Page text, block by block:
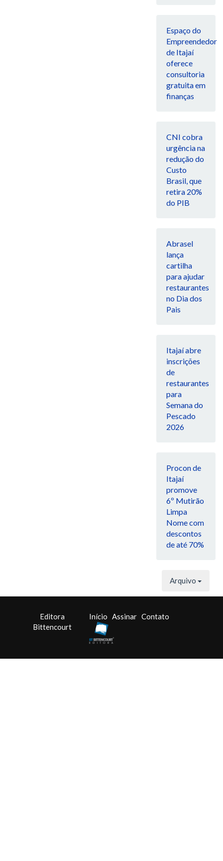
Espaço do
Empreendedor
de Itajaí
oferece
consultoria
gratuita em
finanças
CNI cobra
urgência na
redução do
Custo
Brasil, que
retira 20%
do PIB
Abrasel
lança
cartilha
para ajudar
restaurantes
no Dia dos
Pais
Itajaí abre
inscrições
de
restaurantes
para
Semana do
Pescado
2026
Procon de
Itajaí
promove
6º Mutirão
Limpa
Nome com
descontos
de até 70%
Arquivo
Editora
Bittencourt
Início Assinar Contato